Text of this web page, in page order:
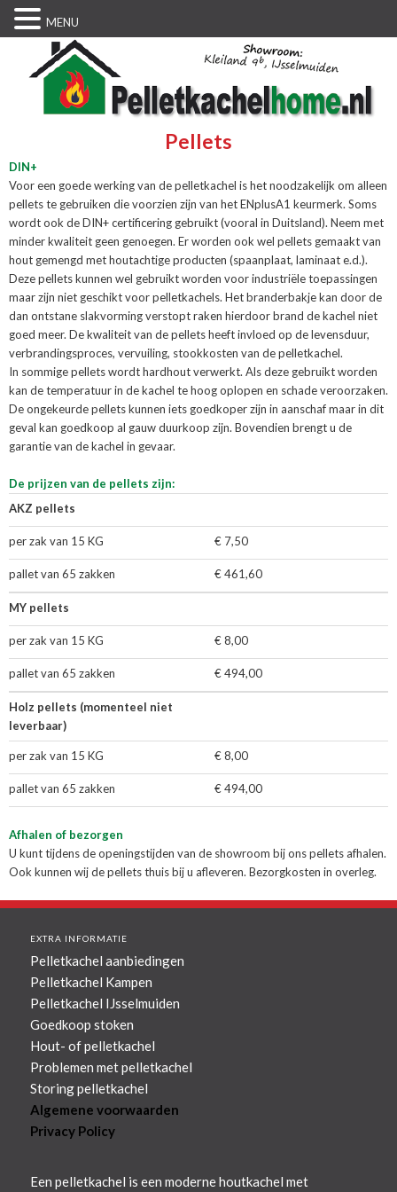
Pellets
DIN+
Voor een goede werking van de pelletkachel is het noodzakelijk om alleen
pellets te gebruiken die voorzien zijn van het ENplusA1 keurmerk. Soms
wordt ook de DIN+ certificering gebruikt (vooral in Duitsland). Neem met
minder kwaliteit geen genoegen. Er worden ook wel pellets gemaakt van
hout gemengd met houtachtige producten (spaanplaat, laminaat e.d.).
Deze pellets kunnen wel gebruikt worden voor industriële toepassingen
maar zijn niet geschikt voor pelletkachels. Het branderbakje kan door de
dan ontstane slakvorming verstopt raken hierdoor brand de kachel niet
goed meer. De kwaliteit van de pellets heeft invloed op de levensduur,
verbrandingsproces, vervuiling, stookkosten van de pelletkachel.
In sommige pellets wordt hardhout verwerkt. Als deze gebruikt worden
kan de temperatuur in de kachel te hoog oplopen en schade veroorzaken.
De ongekeurde pellets kunnen iets goedkoper zijn in aanschaf maar in dit
geval kan goedkoop al gauw duurkoop zijn. Bovendien brengt u de
garantie van de kachel in gevaar.
De prijzen van de pellets zijn:
AKZ pellets
per zak van 15 KG € 7,50
pallet van 65 zakken € 461,60
MY pellets
per zak van 15 KG € 8,00
pallet van 65 zakken € 494,00
Holz pellets (momenteel niet
leverbaar)
per zak van 15 KG € 8,00
pallet van 65 zakken € 494,00
Afhalen of bezorgen
U kunt tijdens de openingstijden van de showroom bij ons pellets afhalen.
Ook kunnen wij de pellets thuis bij u afleveren. Bezorgkosten in overleg.
EXTRA INFORMATIE
Pelletkachel aanbiedingen
Pelletkachel Kampen
Pelletkachel IJsselmuiden
Goedkoop stoken
Hout- of pelletkachel
Problemen met pelletkachel
Storing pelletkachel
Algemene voorwaarden
Privacy Policy
Een pelletkachel is een moderne houtkachel met
MENU